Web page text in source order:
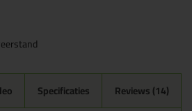
Specificaties Reviews (14)